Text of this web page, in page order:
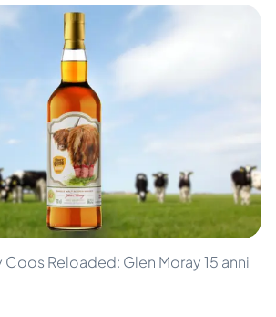
Coos Reloaded: Glen Moray 15 anni